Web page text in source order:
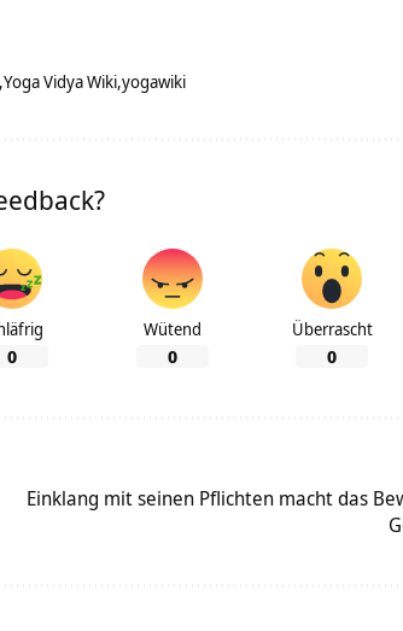
Yoga Vidya Wiki yogawiki
0
Wütend
0
Überrascht
0
Einklang mit seinen Pflichten macht das